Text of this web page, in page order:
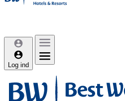
Log ind